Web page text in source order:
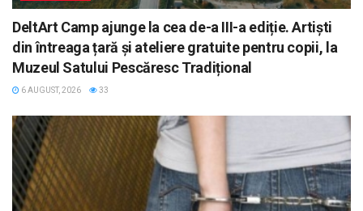
DeltArt Camp ajunge la cea de-a III-a ediție. Artiști
din întreaga țară și ateliere gratuite pentru copii, la
Muzeul Satului Pescăresc Tradițional
6 AUGUST, 2026 33